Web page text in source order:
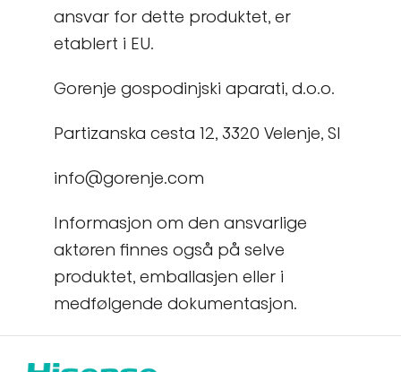
ansvar for dette produktet, er
etablert i EU.
Gorenje gospodinjski aparati, d.o.o.
Partizanska cesta 12, 3320 Velenje, SI
info@gorenje.com
Informasjon om den ansvarlige
aktøren finnes også på selve
produktet, emballasjen eller i
medfølgende dokumentasjon.